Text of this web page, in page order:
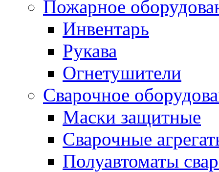
Пожарное
Инвентарь
Рукава
Огнетушители
Сварочное
Маски защитные
Сварочные
Полуавтоматы